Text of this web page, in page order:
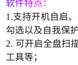
软件特点 ：
1.支持开机自启、
勾选以及自我保
2. 可开启全盘扫
工具等；